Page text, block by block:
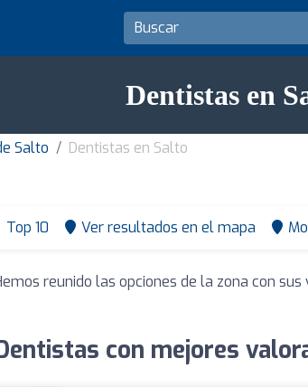
Dentistas en
Salto Dentistas en Salto
Top 10 Ver resultados en el mapa
reunido las opciones de la zona con
con mejores